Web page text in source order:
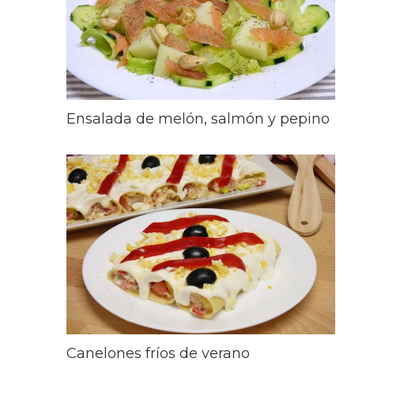
Ensalada de melón, salmón y pepino
Canelones fríos de verano